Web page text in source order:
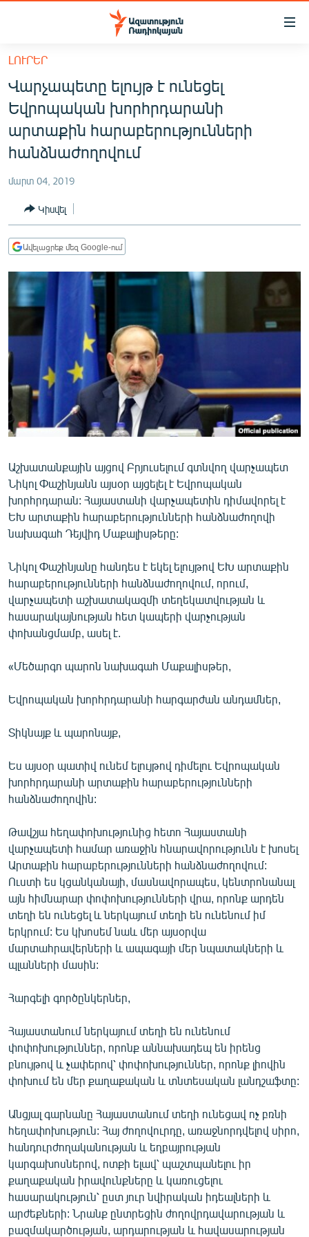
Մատչելիության
հիմնական
բովանդակությանը
Անցնել
հիմնական
մենյուին
Որոնում
ՀԱՅԱՍՏԱՆ
ՔԱՂԱՔԱԿԱՆ
ԸՆՏՐՈՒԹՅՈՒՆՆԵՐ 2026
ՏՆՏԵՍՈՒԹՅՈՒՆ
ՂԱՐԱԲԱՂ
ՊԱՏԵՐԱԶՄԻ 6 ՇԱԲԱԹՆԵՐԸ
ՏԱՐԱԾԱՇՐՋԱՆ
ՄԻՋԱԶԳԱՅԻՆ
ՄՇԱԿՈՒՅԹ
ՍՊՈՐՏ
ՄԵԿՆԱԲԱՆՈՒԹՅՈՒՆ
ՏՏ ԵՒ ԻՆՏԵՐՆԵՏ
ԱՐԽԻՎ
ՏԵՍԱՆՅՈՒԹԵՐ
ԲԱՆԱՎԵՃ
ՓՈԴՔԱՍԹ
Հայերեն
English
ՀԵՏԵՎԵՔ ՄԵԶ
«Ազատության» բոլոր կայքերը
ԼՈՒՐԵՐ
Վարչապետը ելույթ է ունեցել
Եվրոպական խորհրդարանի
արտաքին հարաբերությունների
հանձնաժողովում
մարտ 04, 2019
Կիսվել
Ավելացրեք մեզ Google-ում
Աշխատանքային այցով Բրյուսելում գտնվող վարչապետ
Նիկոլ Փաշինյանն այսօր այցելել է Եվրոպական
խորհրդարան: Հայաստանի վարչապետին դիմավորել է
ԵԽ արտաքին հարաբերությունների հանձնաժողովի
նախագահ Դեյվիդ Մաքալիսթերը:
Նիկոլ Փաշինյանը հանդես է եկել ելույթով ԵԽ արտաքին
հարաբերությունների հանձնաժողովում, որում,
վարչապետի աշխատակազմի տեղեկատվության և
հասարակայնության հետ կապերի վարչության
փոխանցմամբ, ասել է.
«Մեծարգո պարոն նախագահ Մաքալիսթեր,
Եվրոպական խորհրդարանի հարգարժան անդամներ,
Տիկնայք և պարոնայք,
Ես այսօր պատիվ ունեմ ելույթով դիմելու Եվրոպական
խորհրդարանի արտաքին հարաբերությունների
հանձնաժողովին:
Թավշյա հեղափոխությունից հետո Հայաստանի
վարչապետի համար առաջին հնարավորությունն է խոսել
Արտաքին հարաբերությունների հանձնաժողովում:
Ուստի ես կցանկանայի, մասնավորապես, կենտրոնանալ
այն հիմնարար փոփոխությունների վրա, որոնք արդեն
տեղի են ունեցել և ներկայում տեղի են ունենում իմ
երկրում: Ես կխոսեմ նաև մեր այսօրվա
մարտահրավերների և ապագայի մեր նպատակների և
պլանների մասին:
Հարգելի գործընկերներ,
Հայաստանում ներկայում տեղի են ունենում
փոփոխություններ, որոնք աննախադեպ են իրենց
բնույթով և չափերով՝ փոփոխություններ, որոնք լիովին
փոխում են մեր քաղաքական և տնտեսական լանդշաֆտը:
Անցյալ գարնանը Հայաստանում տեղի ունեցավ ոչ բռնի
հեղափոխություն: Հայ ժողովուրդը, առաջնորդվելով սիրո,
հանդուրժողականության և եղբայրության
կարգախոսներով, ոտքի ելավ՝ պաշտպանելու իր
քաղաքական իրավունքները և կառուցելու
հասարակություն՝ ըստ յուր նվիրական իդեալների և
արժեքների: Նրանք ընտրեցին ժողովրդավարության և
բազմակարծության, արդարության և հավասարության